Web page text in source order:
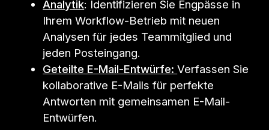
Analytik: Identifizieren Sie Engpässe in
Ihrem Workflow-Betrieb mit neuen
Analysen für jedes Teammitglied und
jeden Posteingang.
Geteilte E-Mail-Entwürfe:Verfassen Sie
kollaborative E-Mails für perfekte
Antworten mit gemeinsamen E-Mail-
Entwürfen.